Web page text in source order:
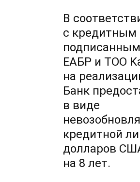
В
с кредитным
ЕАБР и ТОО
на
Банк
в виде
кредитной
долларов
на 8 лет.